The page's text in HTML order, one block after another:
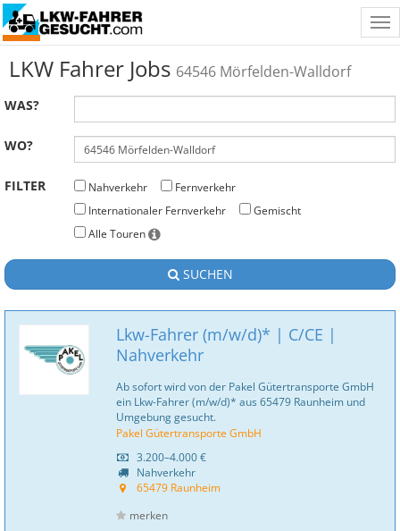
LKW Fahrer Jobs 64546 Mörfelden-Walldorf
WAS?
WO?
FILTER Nahverkehr
Fernverkehr
Internationaler Fernverkehr
Gemischt
Alle Touren
SUCHEN
Lkw-Fahrer (m/w/d)* | C/CE |
Nahverkehr
Ab sofort wird von der Pakel Gütertransporte GmbH
ein Lkw-Fahrer (m/w/d)* aus 65479 Raunheim und
Umgebung gesucht.
Pakel Gütertransporte GmbH
3.200–4.000 €
Nahverkehr
65479 Raunheim
merken